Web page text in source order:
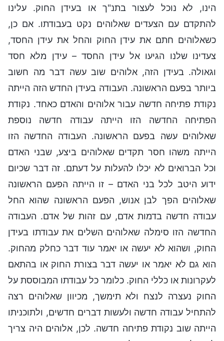
הינו, לא נוכל לעצור בתנ"ך או בעידן החוק. עלינו
להתקדם עם הצעדים שאלוהים נקט בעבודתו. אם כן,
כשאלוהים חתם את עידן החוק והחל את עידן החסד,
צעדינו שלנו הגיעו אל עידן החסד – עידן מלא חסד
וגאולה. בעידן הזה, אלוהים שוב עשה דבר מה חשוב
ביותר בפעם הראשונה. העבודה בעידן החדש הזה הייתה
נקודת פתיחה חדשה עבור אלוהים והאדם כאחד. נקודת
הפתיחה החדשה הזו הייתה עבודה חדשה נוספת
שאלוהים עשה בפעם הראשונה. העבודה החדשה הזו
הייתה משהו חסר תקדים שאלוהים ביצע, שבני האדם
וכל הברואים לא יכלו להעלות על דעתם. זה דבר שכיום
ידוע היטב לכל בני האדם – זו הייתה הפעם הראשונה
שאלוהים הפך לבן אנוש, הפעם הראשונה שהוא החל
עבודה חדשה בדמות אדם, עם זהות של אדם. העבודה
החדשה הזו סימלה שאלוהים השלים את עבודתו בעידן
החוק, ושהוא לא יעשה או יאמר עוד דבר כחלק מהחוק.
הוא גם לא יאמר או יעשה דבר בצורת החוק או בהתאם
לעקרונות או כללי החוק. כלומר כל עבודתו המבוססת על
החוק נעצרה לנצח ולא תימשך, מכיוון שאלוהים רצה
להתחיל עבודה חדשה ולעשות דברים חדשים, ולתוכניתו
הייתה שוב נקודת פתיחה חדשה. לכן, אלוהים היה צריך